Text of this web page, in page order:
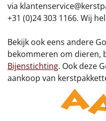
Noodradio NIEUW
Deken (fleece plaid)
Alle artikelen
Overige
via
+31 (0)24 303 1166. Wij
Bekijk ook eens andere
bekommeren om dieren,
Bijenstichting. Ook deze
aankoop van